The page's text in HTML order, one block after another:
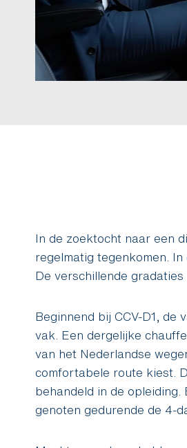
In de zoektocht naar een
regelmatig tegenkomen.
De verschillende
Beginnend bij CCV-D1,
vak. Een dergelijke
van het Nederlandse
comfortabele route kiest.
behandeld in de
genoten gedurende de 4-